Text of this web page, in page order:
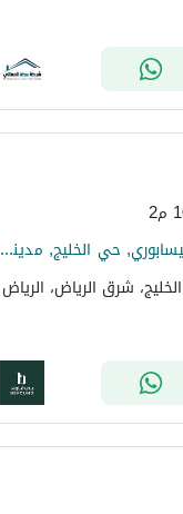
شقة للبيع في شارع أبي المعالي النيسابوري, حي الخليج, مدينة الرياض, منطقة الرياض
شرق الرياض، الرياض